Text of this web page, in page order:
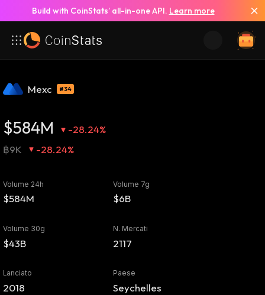
Build with CoinStats’ all-in-one API. Learn more
Mexc #34
$584M
-28.24%
฿9K
-28.24%
Volume 24h
$584M
Volume 7g
$6B
Volume 30g
$43B
N. Mercati
2117
Lanciato
2018
Paese
Seychelles